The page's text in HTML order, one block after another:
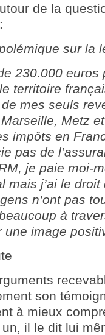
de la
sur la
230.000 euros
territoire
mes seuls
Metz
impôts en
pas de
je paie moi-
mais j’ai le droit
n’ont pas
à
une image
son
à mieux
il le dit lui